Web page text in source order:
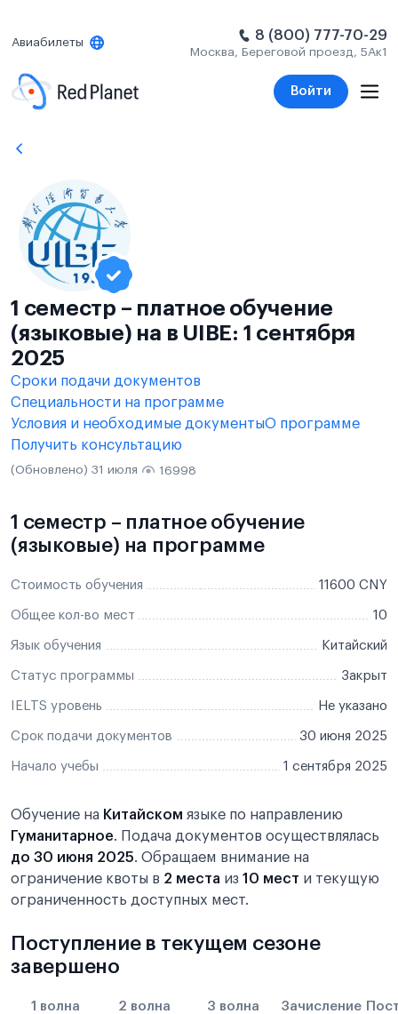
Авиабилеты 8 (800) 777-70-29
Москва, Береговой проезд, 5Ак1
Войти
1 семестр – платное обучение
(языковые) на в UIBE: 1 сентября
2025
Сроки подачи документов
Специальности на программе
Условия и необходимые документыО программе
Получить консультацию
(Обновлено) 31 июля 16998
1 семестр – платное обучение
(языковые) на программе
Стоимость обучения 11600 CNY
Общее кол-во мест 10
Язык обучения Китайский
Статус программы Закрыт
IELTS уровень Не указано
Срок подачи документов 30 июня 2025
Начало учебы 1 сентября 2025
Обучение на Китайском языке по направлению
Гуманитарное. Подача документов осуществлялась
до 30 июня 2025. Обращаем внимание на
ограничение квоты в 2 места из 10 мест и текущую
ограниченность доступных мест.
Поступление в текущем сезоне
завершено
1 волна 2 волна 3 волна Зачисление